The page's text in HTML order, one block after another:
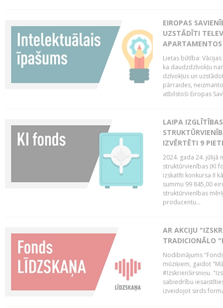
EIROPAS
UZSTĀDĪTI
Lietas būtība:
ka daudzdzīvokļu
dzīvokļus un
pārraides,
atbilstoši Eiropas
LAIPA
IZVĒRTĒTI 9
2024. gada 24. jūlijā
struktūrvienības (KI
izskatīti konkursa II
summu 99 845,00
struktūrvienības
producentu...
AR AKCIJU
TRADICIONĀLO
Nodibinājums
mūziķiem, gaidot
#IzskrienSirsniņu.
sabiedrību
izveidojot sirds